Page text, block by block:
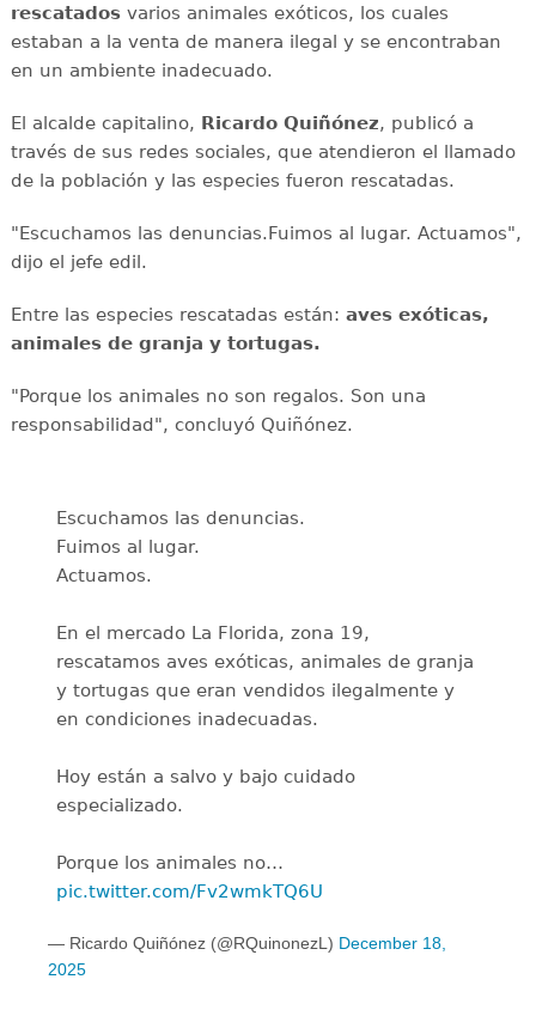
rescatadosvarios animales exóticos, los cuales
estaban a la venta de manera ilegal y se encontraban
en un ambiente inadecuado.
El alcalde capitalino, Ricardo Quiñónez, publicó a
través de sus redes sociales, que atendieron el llamado
de la población y las especies fueron rescatadas.
"Escuchamos las denuncias.Fuimos al lugar. Actuamos",
dijo el jefe edil.
Entre las especies rescatadas están: aves exóticas,
animales de granja y tortugas.
"Porque los animales no son regalos. Son una
responsabilidad", concluyó Quiñónez.
Escuchamos las denuncias.
Fuimos al lugar.
Actuamos.
En el mercado La Florida, zona 19,
rescatamos aves exóticas, animales de granja
y tortugas que eran vendidos ilegalmente y
en condiciones inadecuadas.
Hoy están a salvo y bajo cuidado
especializado.
Porque los animales no…
pic.twitter.com/Fv2wmkTQ6U
— Ricardo Quiñónez (@RQuinonezL) December 18,
2025